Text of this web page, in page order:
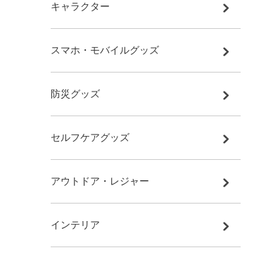
キャラクター
スマホ・モバイルグッズ
防災グッズ
セルフケアグッズ
アウトドア・レジャー
インテリア